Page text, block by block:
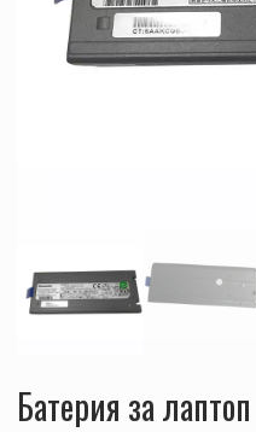
Батерия за